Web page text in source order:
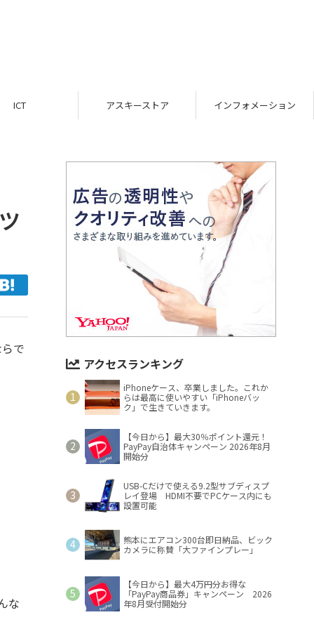
ICT アスキーストア インフォメーション
で
な
アクセスランキング
iPhoneケース、卒業しました。これか
らは最高に使いやすい「iPhoneバッ
ク」で生きていきます。
【今日から】最大30％ポイント還元！
PayPay自治体キャンペーン 2026年8月
開始分
USB-Cだけで使える9.2型サブディスプ
レイ登場 HDMI不要でPCケース内にも
設置可能
熊本にエアコン300台即日納品、ビック
カメラに称賛「大ファインプレー」
【今日から】最大4万円分お得な
「PayPay商品券」キャンペーン 2026
年8月受付開始分